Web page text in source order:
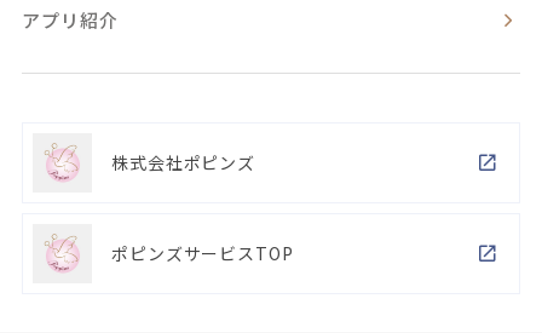
アプリ紹介
株式会社ポピンズ
ポピンズサービスTOP